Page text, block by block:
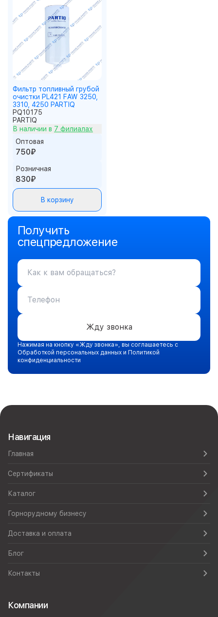
Фильтр топливный грубой
очистки PL421 FAW 3250,
3310, 4250 PARTIQ
PQ10175
PARTIQ
В наличии в 7 филиалах
Оптовая
750₽
Розничная
830₽
В корзину
Получить
спецпредложение
Жду звонка
Нажимая на кнопку «Жду звонка», вы соглашаетесь с
Обработкой персональных данных и Политикой
конфиденциальности
Навигация
Главная
Сертификаты
Каталог
Горнорудному бизнесу
Доставка и оплата
Блог
Контакты
Компании